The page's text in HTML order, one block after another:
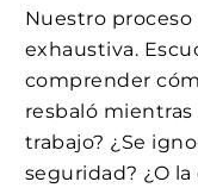
Nuestro
exhaustiva.
comprender
resbaló mientras
trabajo? ¿Se
seguridad? ¿O